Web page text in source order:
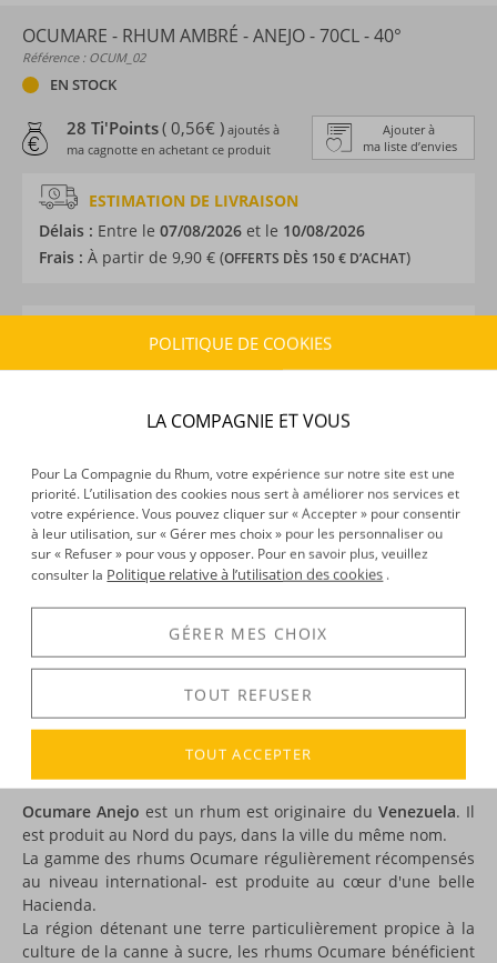
OCUMARE - RHUM AMBRÉ - ANEJO - 70CL - 40°
Référence : OCUM_02
EN STOCK
Ajouter à
ma liste d’envies
28 Ti'Points( 0,56€ ) ajoutés à
ma cagnotte en achetant ce produit
ESTIMATION DE LIVRAISON
Délais : Entre le 07/08/2026 et le 10/08/2026
Frais : À partir de 9,90 € (OFFERTS DÈS 150 € D’ACHAT)
CARACTÉRISTIQUES DU PRODUIT
Type d’alcool :Rhum traditionnel
Colonne
Volume :70CL
Degré :40°
Médailles :Double Gold 2016 Madrid International
Rum Conference
Voir tous les produits :Ocumare
DESCRIPTION
Ocumare Anejo est un rhum est originaire du Venezuela. Il
est produit au Nord du pays, dans la ville du même nom.
La gamme des rhums Ocumare régulièrement récompensés
au niveau international- est produite au cœur d'une belle
Hacienda.
La région détenant une terre particulièrement propice à la
culture de la canne à sucre, les rhums Ocumare bénéficient
POLITIQUE DE COOKIES
LA COMPAGNIE ET VOUS
Pour La Compagnie du Rhum, votre expérience sur notre site est une
priorité. L’utilisation des cookies nous sert à améliorer nos services et
votre expérience. Vous pouvez cliquer sur « Accepter » pour consentir
à leur utilisation, sur « Gérer mes choix » pour les personnaliser ou
sur « Refuser » pour vous y opposer. Pour en savoir plus, veuillez
consulter la Politique relative à l’utilisation des cookies .
GÉRER MES CHOIX
TOUT REFUSER
TOUT ACCEPTER